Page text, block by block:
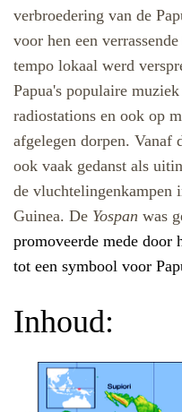
verbroedering van de
voor hen een
tempo lokaal werd
Papua's populaire
radiostations en ook op
afgelegen dorpen. Vanaf
ook vaak gedanst als
de vluchtelingenkampen
Guinea. De Yospan was
promoveerde mede door
tot een symbool voor
Inhoud: